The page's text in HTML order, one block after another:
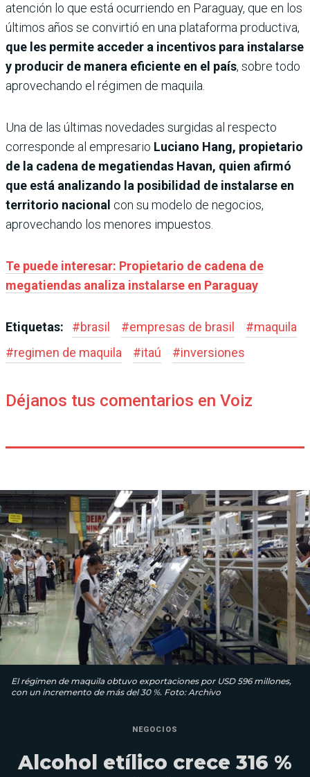
atención lo que está ocurriendo en Paraguay, que en los
últimos años se convirtió en una plataforma productiva,
que les permite acceder a incentivos para instalarse
y producir de manera eficiente en el país, sobre todo
aprovechando el régimen de maquila.
Una de las últimas novedades surgidas al respecto
corresponde al empresario Luciano Hang, propietario
de la cadena de megatiendas Havan, quien afirmó
que está analizando la posibilidad de instalarse en
territorio nacional con su modelo de negocios,
aprovechando los menores impuestos.
Te puede interesar: Propietario de cadena de
megatiendas analiza instalarse en Paraguay
Etiquetas: #brasil #empresas de brasil #maquila
#regimen de maquila #itaú #inversiones
Déjanos tus comentarios en Voiz
El régimen de maquila obtuvo exportaciones por USD 596 millones,
con un incremento de más del 30 %. Foto: Archivo
NEGOCIOS
Alcohol etílico crece 316 %